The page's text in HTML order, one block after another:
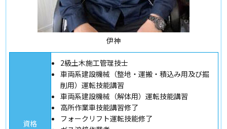
伊神
資格
2級土木施工管理技士
車両系建設機械（整地・運搬・積込み用及び掘
削用）運転技能講習
車両系建設機械（解体用）運転技能講習
高所作業車技能講習修了
フォークリフト運転技能修了